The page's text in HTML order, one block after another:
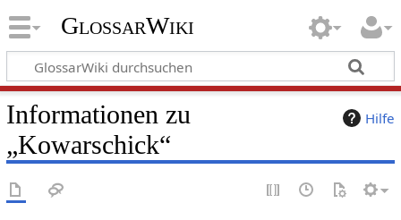
GlossarWiki
Hilfe
Informationen zu
„Kowarschick“